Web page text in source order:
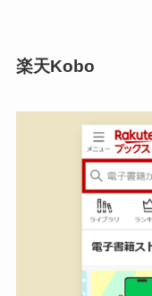
楽天Kobo